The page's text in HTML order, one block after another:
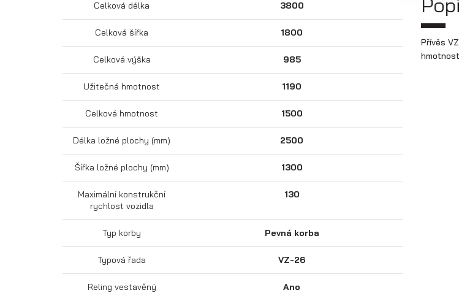
Celková délka 3800
Celková šířka 1800
Celková výška 985
Užitečná hmotnost 1190
Celková hmotnost 1500
Délka ložné plochy (mm) 2500
Šířka ložné plochy (mm) 1300
Maximální konstrukční
rychlost vozidla
130
Typ korby Pevná korba
Typová řada VZ-26
Reling vestavěný Ano
Přívěs